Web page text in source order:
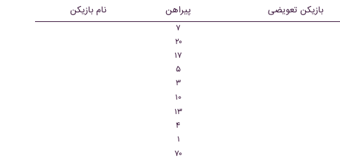
نام بازیکن پیراهن بازیکن تعویضی
۷
۲۰
۱۷
۵
۳
۱۰
۱۳
۴
۱
۷۰